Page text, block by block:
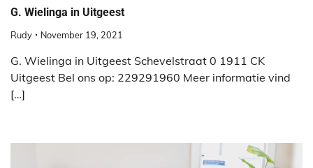
G. Wielinga in Uitgeest
Rudy November 19, 2021
G. Wielinga in Uitgeest Schevelstraat 0 1911 CK
Uitgeest Bel ons op: 229291960 Meer informatie vind
[…]